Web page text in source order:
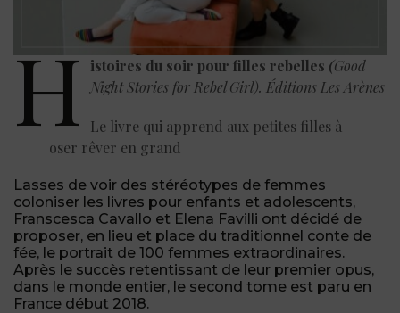
H istoires du soir pour filles rebelles (Good
Night Stories for Rebel Girl). Éditions Les Arènes
Le livre qui apprend aux petites filles à
oser rêver en grand
Lasses de voir des stéréotypes de femmes
coloniser les livres pour enfants et adolescents,
Franscesca Cavallo et Elena Favilli ont décidé de
proposer, en lieu et place du traditionnel conte de
fée, le portrait de 100 femmes extraordinaires.
Après le succès retentissant de leur premier opus,
dans le monde entier, le second tome est paru en
France début 2018.